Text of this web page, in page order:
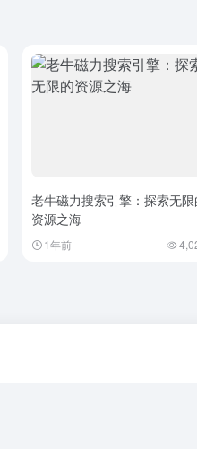
老牛磁力搜索引擎：探索无限
资源之海
1年前